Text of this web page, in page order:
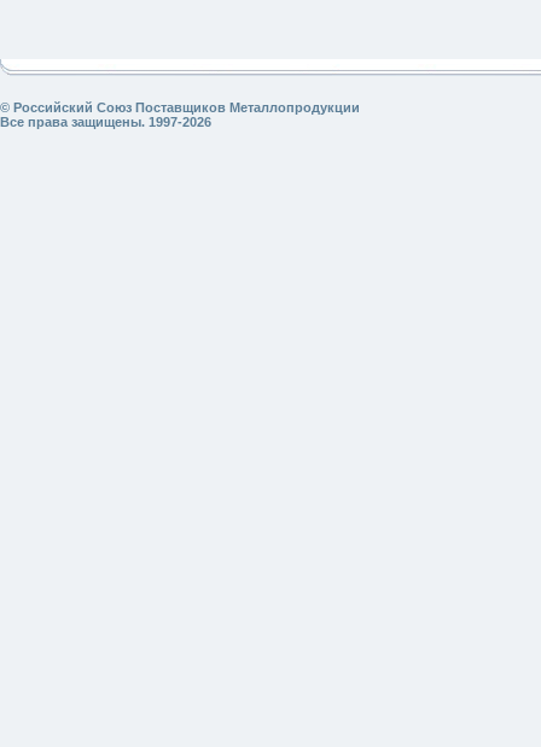
© Российский Союз Поставщиков Металлопродукции
Все права защищены. 1997-2026